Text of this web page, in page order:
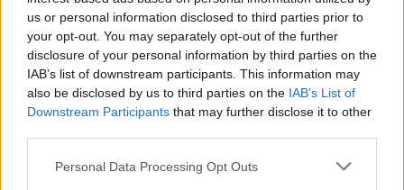
us or personal information disclosed to third parties prior to
your opt-out. You may separately opt-out of the further
disclosure of your personal information by third parties on the
IAB’s list of downstream participants. This information may
also be disclosed by us to third parties on the IAB’s List of
Downstream Participants that may further disclose it to other
Please note that this website/app uses one or more Google
Personal Data Processing Opt Outs
Révész Béla
Bíróságok a késő kádári években
Tóth Eszter Zsófia
A traktoroslánytól a buszvezetőnőig